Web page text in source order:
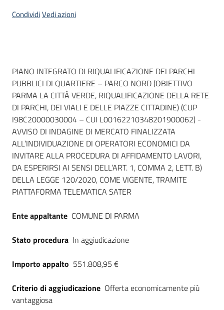
CondividiVedi azioni
Dati del bando
PIANO INTEGRATO DI RIQUALIFICAZIONE DEI PARCHI
PUBBLICI DI QUARTIERE – PARCO NORD (OBIETTIVO
PARMA LA CITTÀ VERDE, RIQUALIFICAZIONE DELLA RETE
DI PARCHI, DEI VIALI E DELLE PIAZZE CITTADINE) (CUP
I98C20000030004 – CUI L00162210348201900062) -
AVVISO DI INDAGINE DI MERCATO FINALIZZATA
ALL’INDIVIDUAZIONE DI OPERATORI ECONOMICI DA
INVITARE ALLA PROCEDURA DI AFFIDAMENTO LAVORI,
DA ESPERIRSI AI SENSI DELL’ART. 1, COMMA 2, LETT. B)
DELLA LEGGE 120/2020, COME VIGENTE, TRAMITE
PIATTAFORMA TELEMATICA SATER
Ente appaltante COMUNE DI PARMA
Stato procedura In aggiudicazione
Importo appalto 551.808,95 €
Criterio di aggiudicazione Offerta economicamente più
vantaggiosa